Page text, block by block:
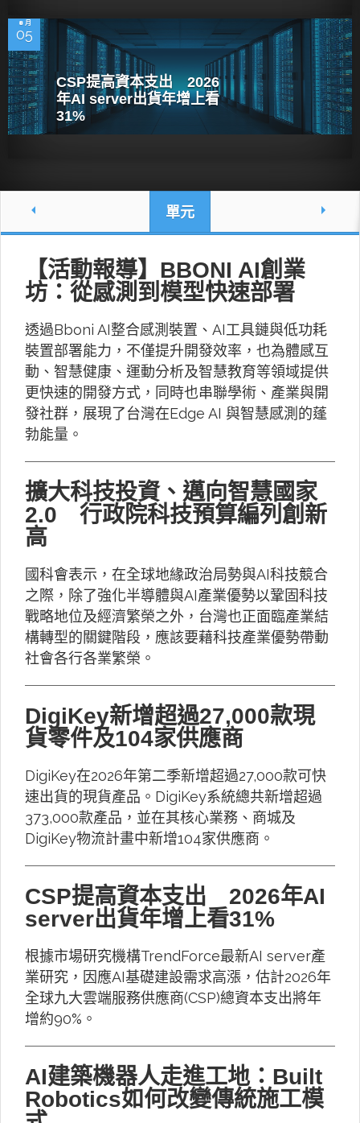
8 月
05
CSP提高資本支出 2026
年AI server出貨年增上看
31%
單元
【活動報導】BBONI AI創業
坊：從感測到模型快速部署
透過Bboni AI整合感測裝置、AI工具鏈與低功耗
裝置部署能力，不僅提升開發效率，也為體感互
動、智慧健康、運動分析及智慧教育等領域提供
更快速的開發方式，同時也串聯學術、產業與開
發社群，展現了台灣在Edge AI 與智慧感測的蓬
勃能量。
擴大科技投資、邁向智慧國家
2.0 行政院科技預算編列創新
高
國科會表示，在全球地緣政治局勢與AI科技競合
之際，除了強化半導體與AI產業優勢以鞏固科技
戰略地位及經濟繁榮之外，台灣也正面臨產業結
構轉型的關鍵階段，應該要藉科技產業優勢帶動
社會各行各業繁榮。
DigiKey新增超過27,000款現
貨零件及104家供應商
DigiKey在2026年第二季新增超過27,000款可快
速出貨的現貨產品。DigiKey系統總共新增超過
373,000款產品，並在其核心業務、商城及
DigiKey物流計畫中新增104家供應商。
CSP提高資本支出 2026年AI
server出貨年增上看31%
根據市場研究機構TrendForce最新AI server產
業研究，因應AI基礎建設需求高漲，估計2026年
全球九大雲端服務供應商(CSP)總資本支出將年
增約90%。
AI建築機器人走進工地：Built
Robotics如何改變傳統施工模